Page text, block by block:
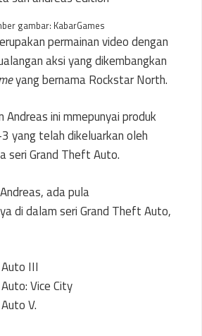
gambar: KabarGames
permainan video dengan
aksi yang dikembangkan
yang bernama Rockstar North.
Andreas ini mmepunyai produk
yang telah dikeluarkan oleh
seri Grand Theft Auto.
ada pula
di dalam seri Grand Theft Auto,
III
Vice City
V.